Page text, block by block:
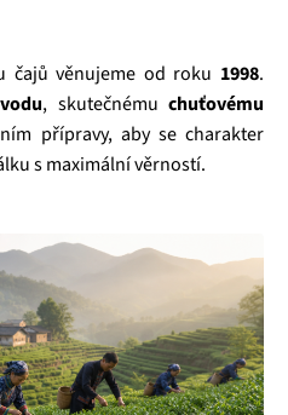
čajů věnujeme od roku 1998.
, skutečnémuchuťovému
přípravy, aby se charakter
s maximální věrností.